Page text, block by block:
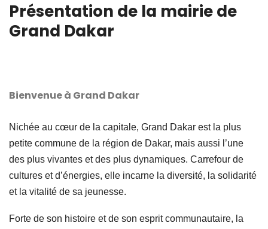
Présentation de la mairie de
Grand Dakar
Bienvenue à Grand Dakar
Nichée au cœur de la capitale, Grand Dakar est la plus
petite commune de la région de Dakar, mais aussi l’une
des plus vivantes et des plus dynamiques. Carrefour de
cultures et d’énergies, elle incarne la diversité, la solidarité
et la vitalité de sa jeunesse.
Forte de son histoire et de son esprit communautaire, la